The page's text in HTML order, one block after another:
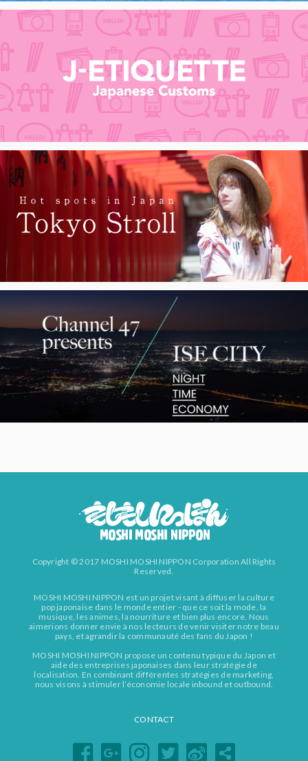
Copyright © 2017 MOSHI MOSHI NIPPON Corporation All Rights
Reserved.
MOSHI MOSHI NIPPON est un projet visant à diffuser la culture
pop japonaise dans le monde entier - que ce soit la mode, la
musique, les animes, la nourriture et bien plus encore. Nous
aimerions donner envie à nos lecteurs de venir visiter notre beau
pays, et agrandir la communauté des fans du Japon !
MOSHI MOSHI NIPPON propose un contenu typique du Japon et
aide des entreprises japonaises dans leur stratégie de
localisation. En combinant différentes stratégies de marketing,
nous visons à stimuler l’économie locale inbound et outbound.
CONTACT